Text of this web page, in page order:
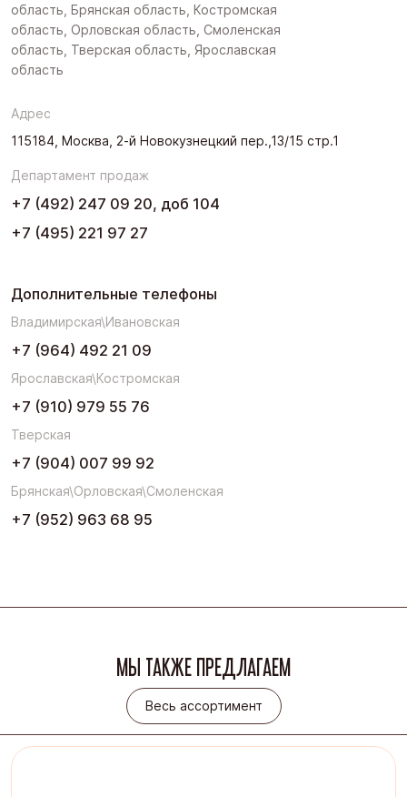
область, Брянская область, Костромская
область, Орловская область, Смоленская
область, Тверская область, Ярославская
область
Адрес
115184, Москва, 2-й Новокузнецкий пер.,13/15 стр.1
Департамент продаж
+7 (492) 247 09 20, доб 104
+7 (495) 221 97 27
Дополнительные телефоны
Владимирская\Ивановская
+7 (964) 492 21 09
Ярославская\Костромская
+7 (910) 979 55 76
Тверская
+7 (904) 007 99 92
Брянская\Орловская\Смоленская
+7 (952) 963 68 95
МЫ ТАКЖЕ ПРЕДЛАГАЕМ
Весь ассортимент
Весь ассортимент